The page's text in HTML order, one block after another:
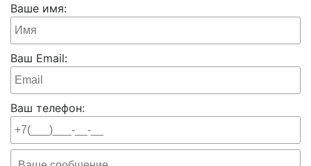
Ваше имя:
Ваш Email:
Ваш телефон: